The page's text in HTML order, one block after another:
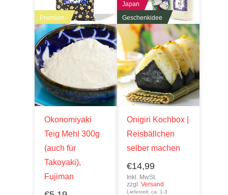
Premium
Okonomiyaki
Teig Mehl 300g
(auch für
Takoyaki),
Fujiman
Japan
Geschenkidee
Onigiri Kochbox |
Reisbällchen
selber machen
€14,99
Inkl. MwSt.
zzgl.Versand
Lieferzeit: ca. 1-3